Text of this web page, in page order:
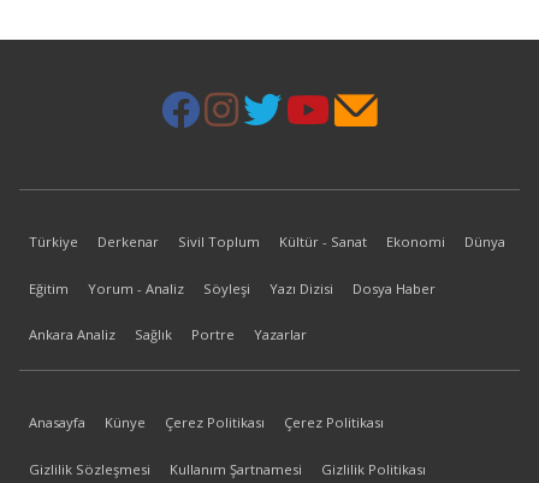
Türkiye Derkenar Sivil Toplum Kültür - Sanat Ekonomi Dünya
Eğitim Yorum - Analiz Söyleşi Yazı Dizisi Dosya Haber
Ankara Analiz Sağlık Portre Yazarlar
Anasayfa Künye Çerez Politikası Çerez Politikası
Gizlilik Sözleşmesi Kullanım Şartnamesi Gizlilik Politikası